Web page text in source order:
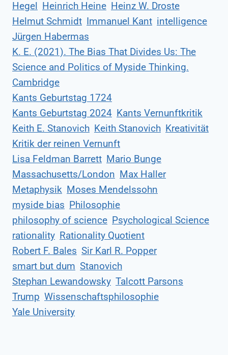
Hegel
Heinrich Heine Heinz W. Droste
Helmut Schmidt
Immanuel Kant intelligence
Jürgen Habermas
K. E. (2021). The Bias That Divides Us: The
Science and Politics of Myside Thinking.
Cambridge
Kants Geburtstag 1724
Kants Geburtstag 2024 Kants Vernunftkritik
Keith E. Stanovich Keith Stanovich Kreativität
Kritik der reinen Vernunft
Lisa Feldman Barrett Mario Bunge
Massachusetts/London Max Haller
Metaphysik Moses Mendelssohn
myside bias Philosophie
philosophy of science Psychological Science
rationality Rationality Quotient
Robert F. Bales Sir Karl R. Popper
smart but dum Stanovich
Stephan Lewandowsky Talcott Parsons
Trump Wissenschaftsphilosophie
Yale University